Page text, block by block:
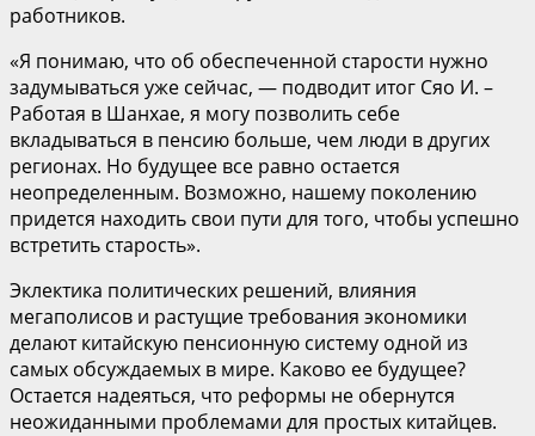
работников.
«Я понимаю, что об обеспеченной старости нужно
задумываться уже сейчас, — подводит итог Сяо И. –
Работая в Шанхае, я могу позволить себе
вкладываться в пенсию больше, чем люди в других
регионах. Но будущее все равно остается
неопределенным. Возможно, нашему поколению
придется находить свои пути для того, чтобы успешно
встретить старость».
Эклектика политических решений, влияния
мегаполисов и растущие требования экономики
делают китайскую пенсионную систему одной из
самых обсуждаемых в мире. Каково ее будущее?
Остается надеяться, что реформы не обернутся
неожиданными проблемами для простых китайцев.